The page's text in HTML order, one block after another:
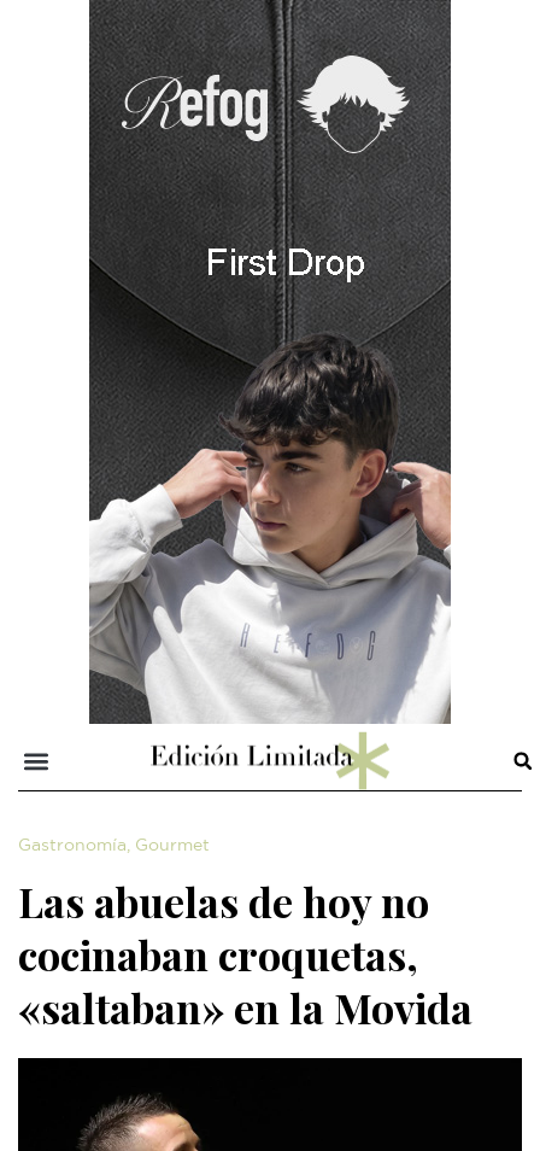
Gastronomía, Gourmet
Las abuelas de hoy no
cocinaban croquetas,
«saltaban» en la Movida